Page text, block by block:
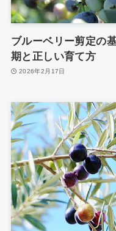
ブルーベリー剪定の
期と正しい育て方
2026年2月17日